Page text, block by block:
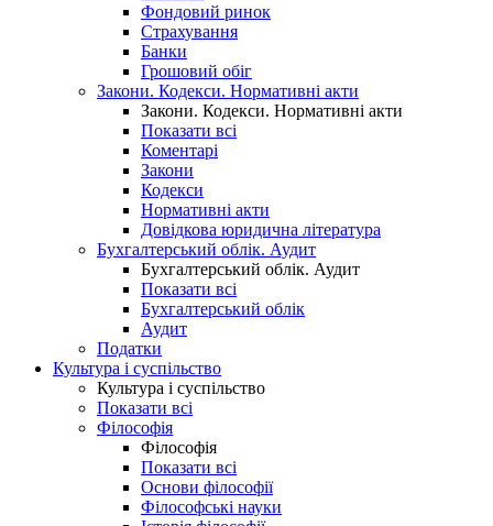
Фондовий ринок
Страхування
Банки
Грошовий обіг
Закони. Кодекси. Нормативні акти
Закони. Кодекси. Нормативні акти
Показати всі
Коментарі
Закони
Кодекси
Нормативні акти
Довідкова юридична література
Бухгалтерський облік. Аудит
Бухгалтерський облік. Аудит
Показати всі
Бухгалтерський облік
Аудит
Податки
Культура і суспільство
Культура і суспільство
Показати всі
Філософія
Філософія
Показати всі
Основи філософії
Філософські науки